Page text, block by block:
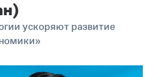
ускоряют развитие